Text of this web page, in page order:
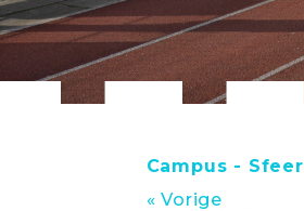
Campus - Sfeer
« Vorige